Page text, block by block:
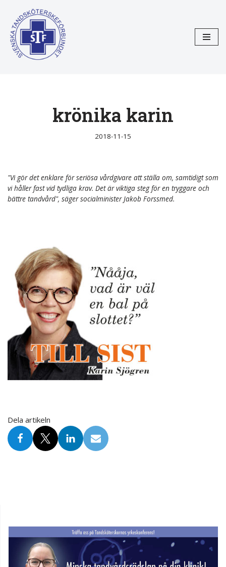
Hoppa
till
innehåll
krönika karin
2018-11-15
"Vi gör det enklare för seriösa vårdgivare att ställa om, samtidigt som
vi håller fast vid tydliga krav. Det är viktiga steg för en tryggare och
bättre tandvård", säger socialminister Jakob Forssmed.
Dela artikeln